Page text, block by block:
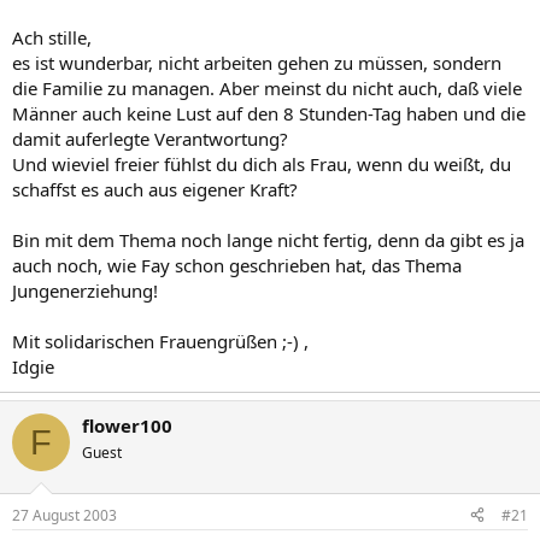
Ach stille,
es ist wunderbar, nicht arbeiten gehen zu müssen, sondern
die Familie zu managen. Aber meinst du nicht auch, daß viele
Männer auch keine Lust auf den 8 Stunden-Tag haben und die
damit auferlegte Verantwortung?
Und wieviel freier fühlst du dich als Frau, wenn du weißt, du
schaffst es auch aus eigener Kraft?
Bin mit dem Thema noch lange nicht fertig, denn da gibt es ja
auch noch, wie Fay schon geschrieben hat, das Thema
Jungenerziehung!
Mit solidarischen Frauengrüßen ;-) ,
Idgie
F flower100
Guest
27 August 2003 #21